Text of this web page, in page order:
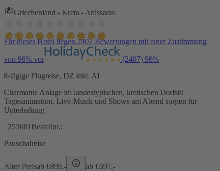
Griechenland - Kreta - Anissaras
Für dieses Hotel liegen 2407 Bewertungen mit einer Zustimmung
von 96% vor (2407) 96%
8-tägige Flugreise, DZ inkl. AI
Charmante Anlage im landestypischen, kretischen Dorfstil
Tagesanimation, Live-Musik und Shows am Abend sorgen für
Unterhaltung
253001 Bestellnr.:
Pauschalreise
Alter Preisab €899,- ab €697,-